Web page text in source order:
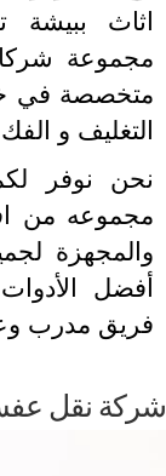
ببيشة
شركات
في
و الفك
نوفر
من
الأدوات
مدرب
نقل عفش